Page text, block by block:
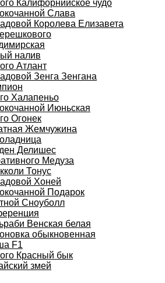
Калифорнийское чудо
Слава
Королева Елизавета
налив
Атлант
Зенга Зенгана
Халапеньо
Июньская
Огонек
Жемчужина
Делишес
Медуза
Тонус
Хоней
Подарок
Сноуболл
Венская белая
обыкновенная
F1
Красный бык
змей